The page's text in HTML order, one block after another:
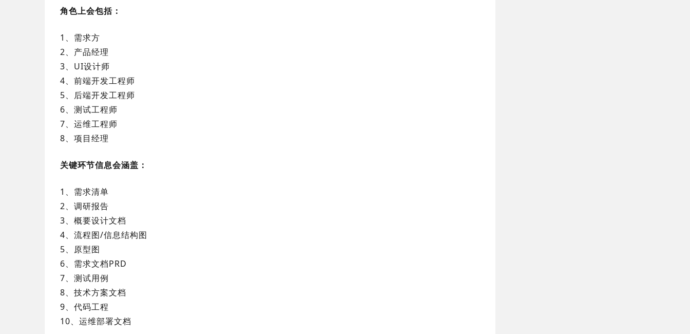
角色上会包括：
1、需求方
2、产品经理
3、UI设计师
4、前端开发工程师
5、后端开发工程师
6、测试工程师
7、运维工程师
8、项目经理
关键环节信息会涵盖：
1、需求清单
2、调研报告
3、概要设计文档
4、流程图/信息结构图
5、原型图
6、需求文档PRD
7、测试用例
8、技术方案文档
9、代码工程
10、运维部署文档